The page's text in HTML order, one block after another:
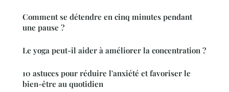
Comment se détendre en cinq minutes pendant
une pause ?
Le yoga peut-il aider à améliorer la concentration ?
10 astuces pour réduire l'anxiété et favoriser le
bien-être au quotidien